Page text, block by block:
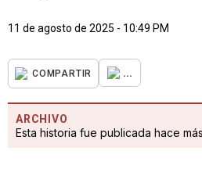
11 de agosto de 2025 - 10:49 PM
COMPARTIR ...
ARCHIVO
Esta historia fue publicada hace